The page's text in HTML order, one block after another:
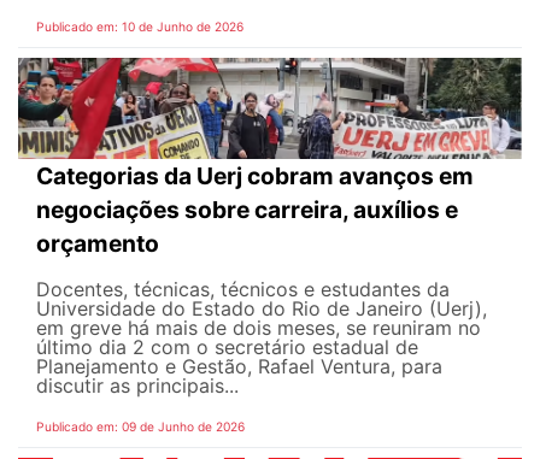
Publicado em: 10 de Junho de 2026
Categorias da Uerj cobram avanços em
negociações sobre carreira, auxílios e
orçamento
Docentes, técnicas, técnicos e estudantes da
Universidade do Estado do Rio de Janeiro (Uerj),
em greve há mais de dois meses, se reuniram no
último dia 2 com o secretário estadual de
Planejamento e Gestão, Rafael Ventura, para
discutir as principais...
Publicado em: 09 de Junho de 2026